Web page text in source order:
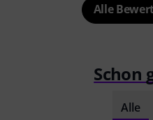
Alle
Schon
Alle